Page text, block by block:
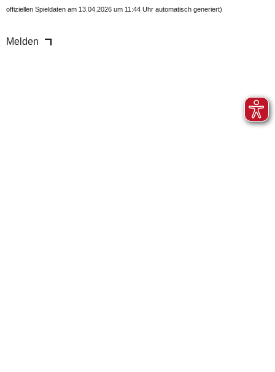
offiziellen Spieldaten am 13.04.2026 um 11:44 Uhr automatisch generiert)
Melden